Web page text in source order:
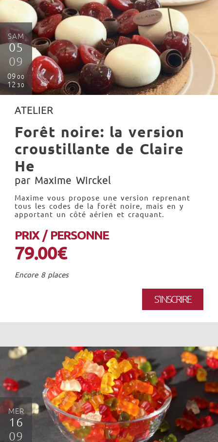
SAM
05
09
09 00
12 30
ATELIER
Forêt noire: la version
croustillante de Claire
He
par Maxime Wirckel
Maxime vous propose une version reprenant
tous les codes de la forêt noire, mais en y
apportant un côté aérien et craquant.
PRIX / PERSONNE
79.00€
Encore 8 places
S'INSCRIRE
MER
16
09